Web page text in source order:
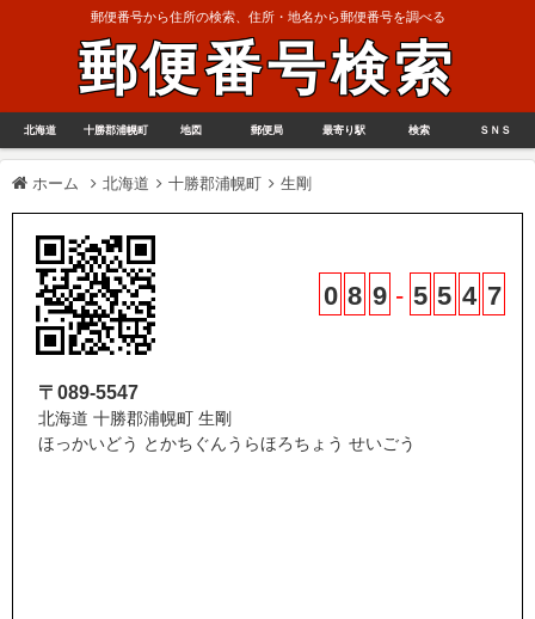
郵便番号から住所の検索、住所・地名から郵便番号を調べる
郵便番号検索
北海道 十勝郡浦幌町 地図 郵便局 最寄り駅 検索 ＳＮＳ
ホーム 北海道 十勝郡浦幌町 生剛
0 8 9 - 5 5 4 7
〒089-5547
北海道 十勝郡浦幌町 生剛
ほっかいどう とかちぐんうらほろちょう せいごう